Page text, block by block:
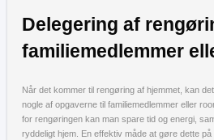
Delegering af
familiemedlemmer
Når det kommer til rengøring af hjemmet, kan
nogle af opgaverne til familiemedlemmer eller
for rengøringen kan man spare tid og energi,
ryddeligt hjem. En effektiv måde at gøre dette